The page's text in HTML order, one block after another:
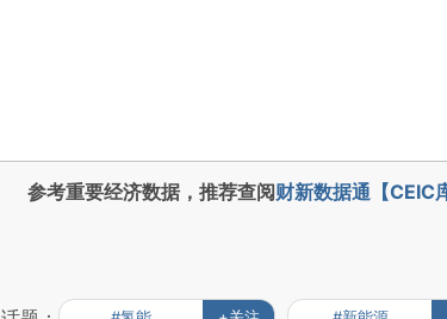
参考重要经济数据，推荐查阅财新数据通【CEIC